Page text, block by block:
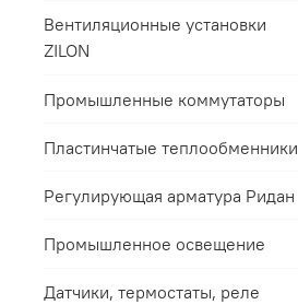
Вентиляционные установки
ZILON
Промышленные коммутаторы
Пластинчатые теплообменники
Регулирующая арматура Ридан
Промышленное освещение
Датчики, термостаты, реле